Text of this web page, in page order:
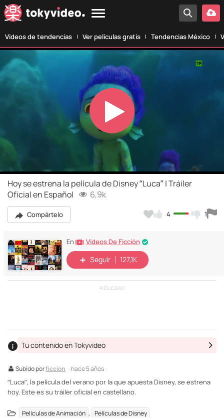
Vídeos de tendencias Ver películas gratis Tendencias México
Play
Video
Hoy se estrena la película de Disney “Luca” | Tráiler
Oficial en Español
6,9k
Compártelo 4 1
En Vídeos De Ficción
Seguir 127,1K
PUBLICIDAD
Subido porficcion · hace 5 años ·
Tu contenido en Tokyvideo
“Luca”, la película del verano por la que apuesta Disney, se estrena
hoy. Este es su tráiler oficial en castellano.
Películas de Animación , Películas de Disney